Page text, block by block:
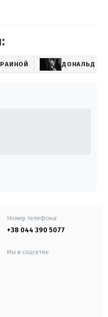
ДОНАЛЬД
Номер телефона:
+38 044 390 5077
Мы в соцсетях: